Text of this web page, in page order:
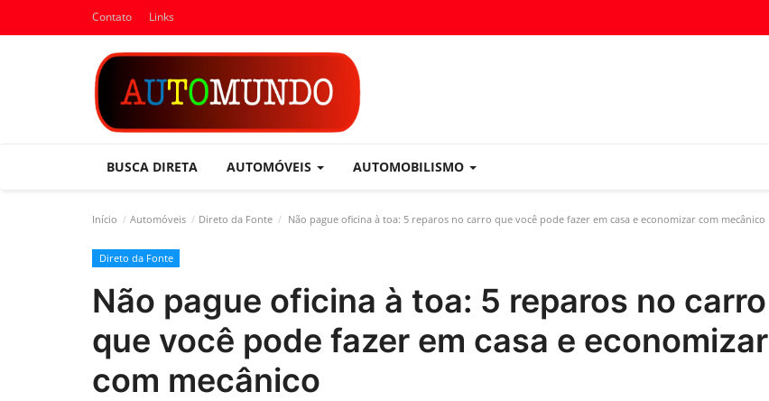
Contato Links
BUSCA DIRETA AUTOMÓVEIS AUTOMOBILISMO
Início Automóveis Direto da Fonte Não pague oficina à toa: 5 reparos no carro que você pode fazer em casa e economizar com mecânico
Direto da Fonte
Não pague oficina à toa: 5 reparos no carro
que você pode fazer em casa e economizar
com mecânico